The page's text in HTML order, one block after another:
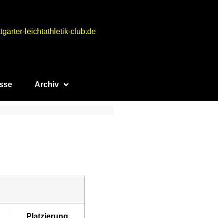
leichtathletik-club.de
Archiv
Platzierung